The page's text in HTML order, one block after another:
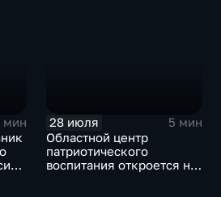
мин
28 июля
5 мин
Областной центр
патриотического
воспитания откроется на